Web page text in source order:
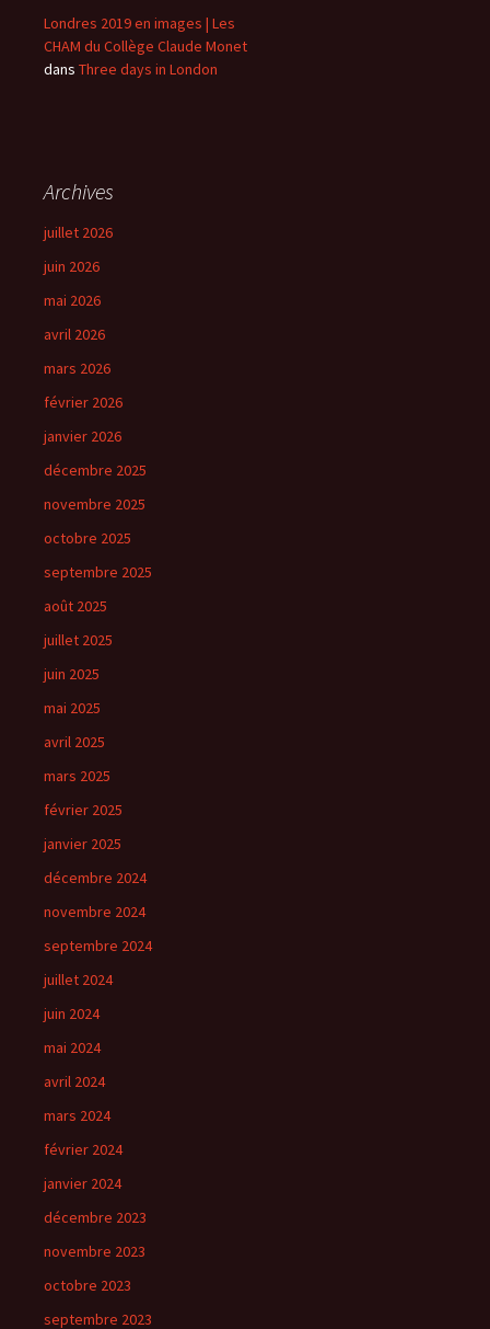
Londres 2019 en images | Les
CHAM du Collège Claude Monet
dans Three days in London
Archives
juillet 2026
juin 2026
mai 2026
avril 2026
mars 2026
février 2026
janvier 2026
décembre 2025
novembre 2025
octobre 2025
septembre 2025
août 2025
juillet 2025
juin 2025
mai 2025
avril 2025
mars 2025
février 2025
janvier 2025
décembre 2024
novembre 2024
septembre 2024
juillet 2024
juin 2024
mai 2024
avril 2024
mars 2024
février 2024
janvier 2024
décembre 2023
novembre 2023
octobre 2023
septembre 2023